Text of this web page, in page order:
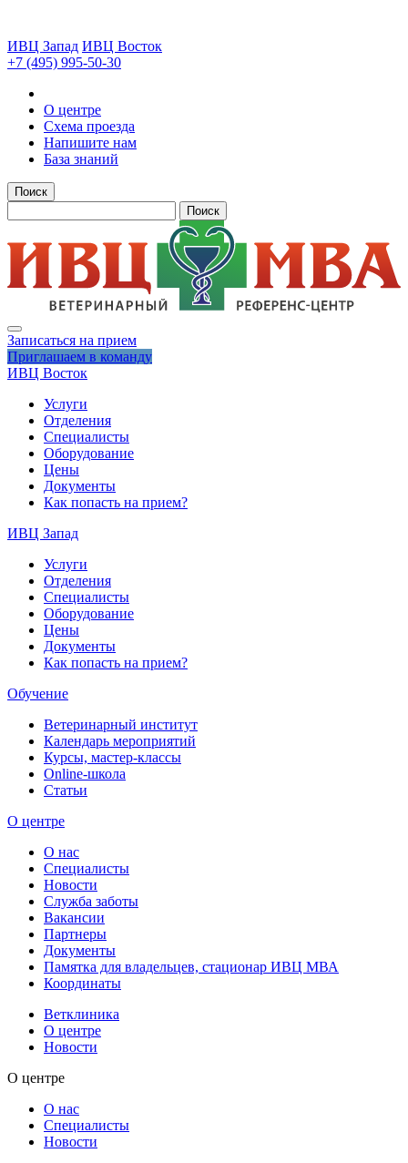
ИВЦ Запад ИВЦ Восток
+7 (495) 995-50-30
О центре
Схема проезда
Напишите нам
База знаний
Поиск
Поиск
Записаться на прием
Приглашаем в команду
ИВЦ Восток
Услуги
Отделения
Специалисты
Оборудование
Цены
Документы
Как попасть на прием?
ИВЦ Запад
Услуги
Отделения
Специалисты
Оборудование
Цены
Документы
Как попасть на прием?
Обучение
Ветеринарный институт
Календарь мероприятий
Курсы, мастер-классы
Online-школа
Статьи
О центре
О нас
Специалисты
Новости
Служба заботы
Вакансии
Партнеры
Документы
Памятка для владельцев, стационар ИВЦ МВА
Координаты
Ветклиника
О центре
Новости
О центре
О нас
Специалисты
Новости